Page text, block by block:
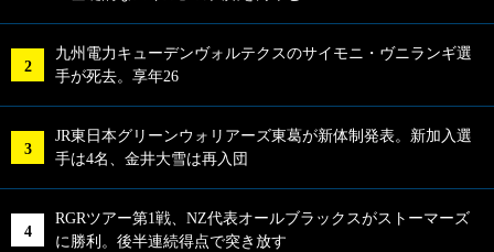
九州電力キューデンヴォルテクスのサイモニ・ヴニランギ選
手が死去。享年26
JR東日本グリーンウォリアーズ東葛が新体制発表。新加入選
手は4名、金井大雪は再入団
RGRツアー第1戦、NZ代表オールブラックスがストーマーズ
に勝利。後半連続得点で突き放す